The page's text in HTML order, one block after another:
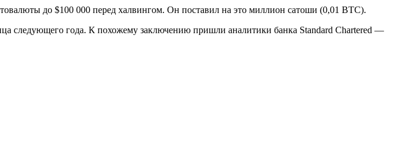
до $100 000 перед халвингом. Он поставил на это миллион сатоши (0,01 BTC).
следующего года. К похожему заключению пришли аналитики банка Standard Chartered —